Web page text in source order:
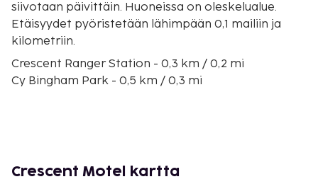
siivotaan päivittäin. Huoneissa on oleskelualue.
Etäisyydet pyöristetään lähimpään 0,1 mailiin ja
kilometriin.
Crescent Ranger Station - 0,3 km / 0,2 mi
Cy Bingham Park - 0,5 km / 0,3 mi
Frontier Heritage Park - 28,4 km / 17,7 mi
Crescent Motel kartta